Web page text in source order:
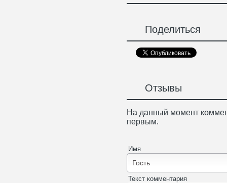
Поделиться
Отзывы
На данный момент
первым.
Имя
Текст комментария